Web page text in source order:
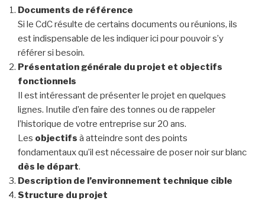
Documents de référence
Si le CdC résulte de certains documents ou réunions, ils
est indispensable de les indiquer ici pour pouvoir s’y
référer si besoin.
Présentation générale du projet et objectifs
fonctionnels
Il est intéressant de présenter le projet en quelques
lignes. Inutile d’en faire des tonnes ou de rappeler
l’historique de votre entreprise sur 20 ans.
Les objectifs à atteindre sont des points
fondamentaux qu’il est nécessaire de poser noir sur blanc
dès le départ.
Description de l’environnement technique cible
Structure du projet